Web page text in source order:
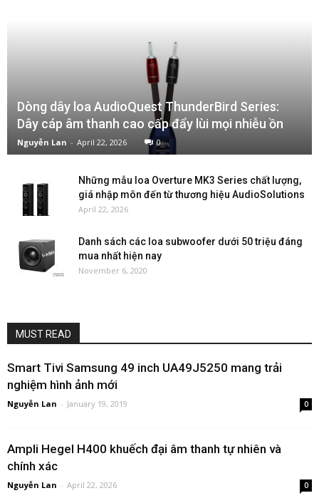
Dòng dây loa AudioQuest ThunderBird Series:
Dây cáp âm thanh cao cấp đẩy lùi mọi nhiễu ồn
Nguyễn Lan - April 22, 2026 0
Những mẫu loa Overture MK3 Series chất lượng,
giá nhập môn đến từ thương hiệu AudioSolutions
April 22, 2026
Danh sách các loa subwoofer dưới 50 triệu đáng
mua nhất hiện nay
November 6, 2020
MUST READ
Smart Tivi Samsung 49 inch UA49J5250 mang trải
nghiệm hình ảnh mới
Nguyễn Lan - January 19, 2019 0
Ampli Hegel H400 khuếch đại âm thanh tự nhiên và
chính xác
Nguyễn Lan - April 22, 2026 0